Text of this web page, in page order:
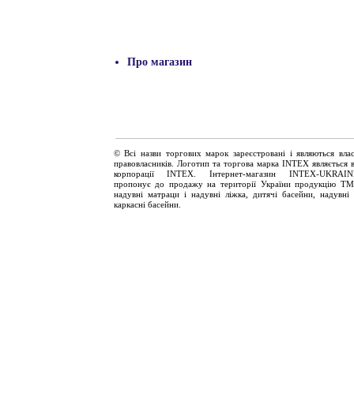
Про магазин
© Всі назви торгових марок зареєстровані і являються
правовласників. Логотип та торгова марка INTEX являється
корпораціїINTEX . Інтернет-магазин INTEX-
пропонує до продажу на території України продукцію
надувні матраци і надувні ліжка, дитячі басейни, надувні
каркасні басейни.